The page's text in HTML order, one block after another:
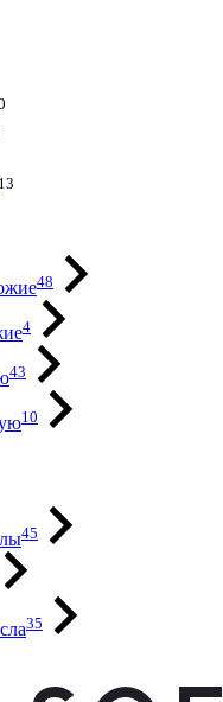
13
48
4
43
10
45
35